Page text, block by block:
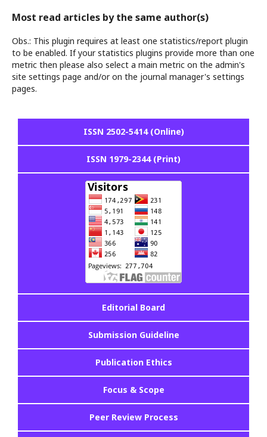
Most read articles by the same author(s)
Obs.: This plugin requires at least one statistics/report plugin
to be enabled. If your statistics plugins provide more than one
metric then please also select a main metric on the admin's
site settings page and/or on the journal manager's settings
pages.
ISSN 2502-5414 (Online)
ISSN 1979-2344 (Print)
Editorial Board
Submission Guideline
Publication Ethics
Focus & Scope
Peer Review Process